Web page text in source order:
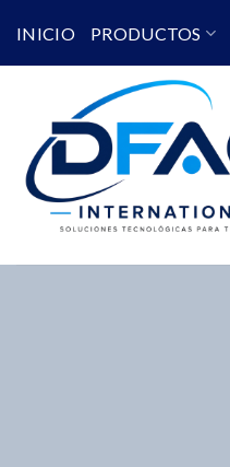
content
INICIO PRODUCTOS